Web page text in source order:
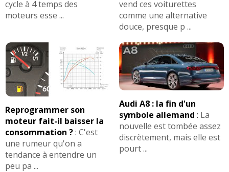
cycle à 4 temps des
moteurs esse ...
vend ces voiturettes
comme une alternative
douce, presque p ...
Reprogrammer son
moteur fait-il baisser la
consommation ?: C'est
une rumeur qu'on a
tendance à entendre un
peu pa ...
Audi A8 : la fin d'un
symbole allemand : La
nouvelle est tombée assez
discrètement, mais elle est
pourt ...